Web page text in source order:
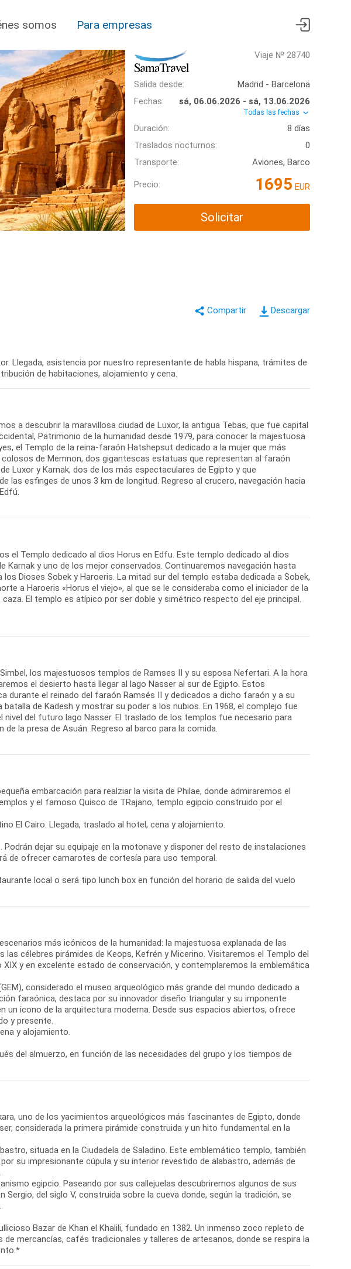
somos Para empresas
Viaje № 28740
Salida desde:
Madrid - Barcelona
Fechas:
sá, 06.06.2026 - sá, 13.06.2026
Todas las fechas
Duración:
8 días
Traslados nocturnos:
0
Transporte:
Aviones, Barco
Precio: 1695 EUR
Solicitar
Descargar
Llegada, asistencia por nuestro representante de habla hispana, trámites de
de habitaciones, alojamiento y cena.
a descubrir la maravillosa ciudad de Luxor, la antigua Tebas, que fue capital
Patrimonio de la humanidad desde 1979, para conocer la majestuosa
el Templo de la reina-faraón Hatshepsut dedicado a la mujer que más
de Memnon, dos gigantescas estatuas que representan al faraón
Luxor y Karnak, dos de los más espectaculares de Egipto y que
las esfinges de unos 3 km de longitud. Regreso al crucero, navegación hacia
el Templo dedicado al dios Horus en Edfu. Este templo dedicado al dios
Karnak y uno de los mejor conservados. Continuaremos navegación hasta
Dioses Sobek y Haroeris. La mitad sur del templo estaba dedicada a Sobek,
a Haroeris «Horus el viejo», al que se le consideraba como el iniciador de la
El templo es atípico por ser doble y simétrico respecto del eje principal.
los majestuosos templos de Ramses II y su esposa Nefertari. A la hora
el desierto hasta llegar al lago Nasser al sur de Egipto. Estos
durante el reinado del faraón Ramsés II y dedicados a dicho faraón y a su
de Kadesh y mostrar su poder a los nubios. En 1968, el complejo fue
del futuro lago Nasser. El traslado de los templos fue necesario para
la presa de Asuán. Regreso al barco para la comida.
embarcación para realziar la visita de Philae, donde admiraremos el
y el famoso Quisco de TRajano, templo egipcio construido por el
El Cairo. Llegada, traslado al hotel, cena y alojamiento.
dejar su equipaje en la motonave y disponer del resto de instalaciones
de ofrecer camarotes de cortesía para uso temporal.
local o será tipo lunch box en función del horario de salida del vuelo
más icónicos de la humanidad: la majestuosa explanada de las
las célebres pirámides de Keops, Kefrén y Micerino. Visitaremos el Templo del
y en excelente estado de conservación, y contemplaremos la emblemática
considerado el museo arqueológico más grande del mundo dedicado a
faraónica, destaca por su innovador diseño triangular y su imponente
un icono de la arquitectura moderna. Desde sus espacios abiertos, ofrece
y presente.
y alojamiento.
del almuerzo, en función de las necesidades del grupo y los tiempos de
uno de los yacimientos arqueológicos más fascinantes de Egipto, donde
considerada la primera pirámide construida y un hito fundamental en la
situada en la Ciudadela de Saladino. Este emblemático templo, también
su impresionante cúpula y su interior revestido de alabastro, además de
egipcio. Paseando por sus callejuelas descubriremos algunos de sus
del siglo V, construida sobre la cueva donde, según la tradición, se
Bazar de Khan el Khalili, fundado en 1382. Un inmenso zoco repleto de
mercancías, cafés tradicionales y talleres de artesanos, donde se respira la